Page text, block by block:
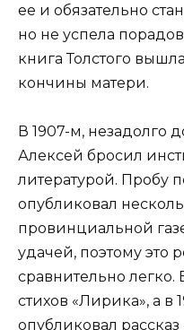
ее и обязательно
но не успела
книга Толстого
кончины матери.
В 1907-м, незадолго
Алексей бросил
литературой. Пробу
опубликовал
провинциальной
удачей, поэтому это
сравнительно легко.
стихов «Лирика», а в
опубликовал